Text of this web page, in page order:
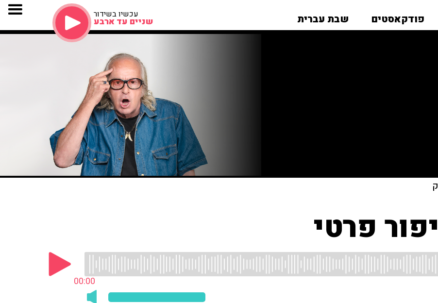
פודקאסטים שבת עברית עכשיו בשידור
שניים עד ארבע
פרטי
00:00